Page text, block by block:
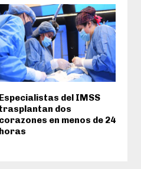
Especialistas del IMSS
trasplantan dos
corazones en menos de 24
horas